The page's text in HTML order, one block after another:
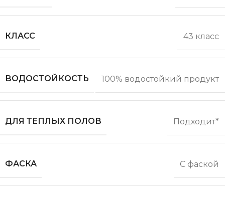
КЛАСС 43 класс
ВОДОСТОЙКОСТЬ 100% водостойкий продукт
ДЛЯ ТЕПЛЫХ ПОЛОВ Подходит*
ФАСКА С фаской